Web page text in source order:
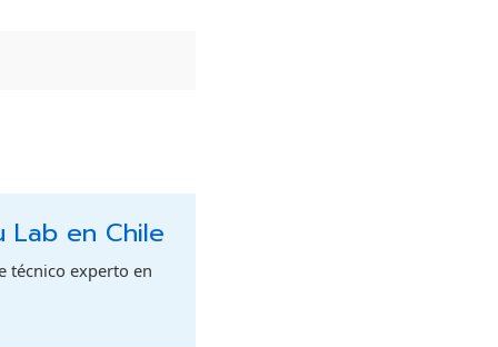
Lab en Chile
técnico experto en